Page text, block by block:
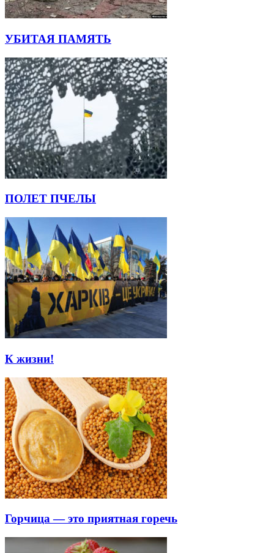
УБИТАЯ ПАМЯТЬ
ПОЛЕТ ПЧЕЛЫ
К жизни!
Горчица — это приятная горечь